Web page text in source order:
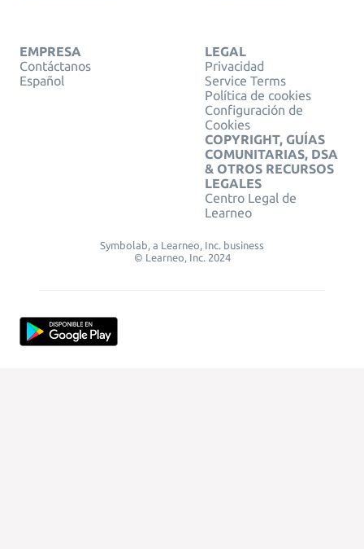
EMPRESA
Contáctanos
Español
LEGAL
Privacidad
Service Terms
Política de cookies
Configuración de
Cookies
COPYRIGHT, GUÍAS
COMUNITARIAS, DSA
& OTROS RECURSOS
LEGALES
Centro Legal de
Learneo
Symbolab, a Learneo, Inc. business
© Learneo, Inc. 2024